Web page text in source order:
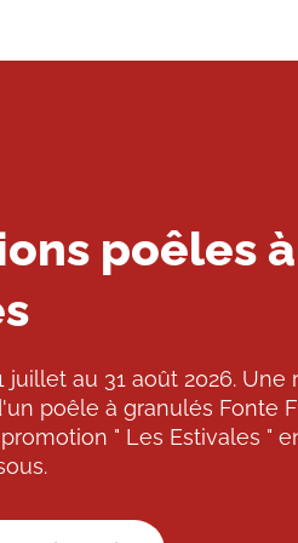
poêles à
juillet au 31 août 2026. Une
poêle à granulés Fonte
" Les Estivales "